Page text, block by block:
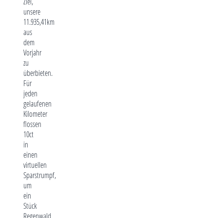
unsere
11.935,41km
aus
dem
Vorjahr
zu
überbieten.
Für
jeden
gelaufenen
Kilometer
flossen
10ct
in
einen
virtuellen
Sparstrumpf,
um
ein
Stück
Regenwald